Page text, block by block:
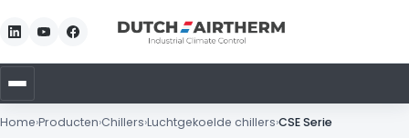
Home›Producten›Chillers›Luchtgekoelde chillers›CSE Serie